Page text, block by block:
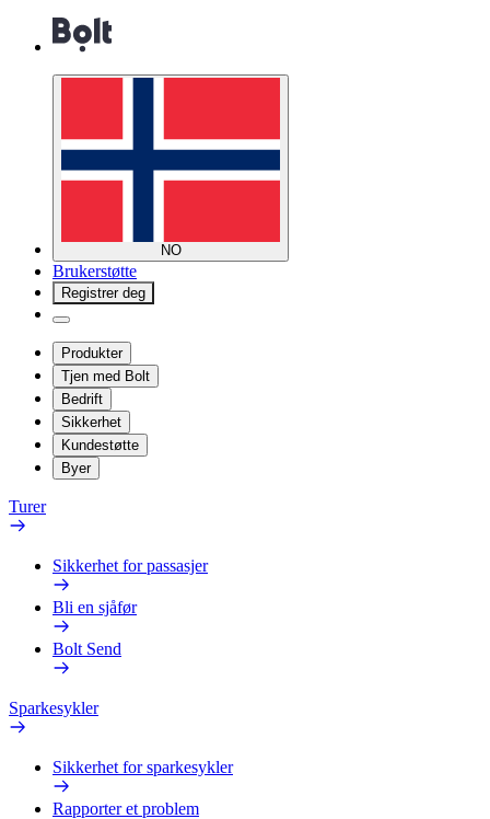
NO
Brukerstøtte
Registrer deg
Produkter
Tjen med Bolt
Bedrift
Sikkerhet
Kundestøtte
Byer
Turer
Sikkerhet for passasjer
Bli en sjåfør
Bolt Send
Sparkesykler
Sikkerhet for sparkesykler
Rapporter et problem